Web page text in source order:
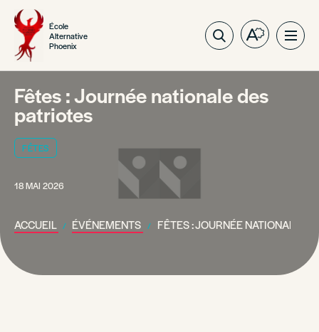
École
Alternative
Phoenix
Ouvrez
barre
Fêtes : Journée nationale des
patriotes
FÊTES
18 MAI 2026
ACCUEIL ÉVÉNEMENTS FÊTES : JOURNÉE NATIONALE